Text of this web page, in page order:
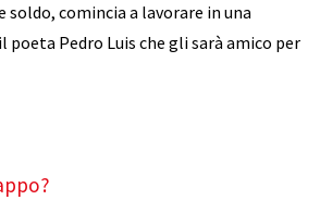
soldo, comincia a lavorare in una
poeta Pedro Luis che gli sarà amico per